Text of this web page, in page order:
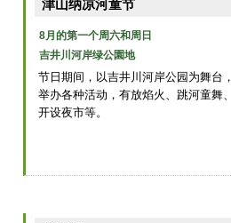
津山纳凉河童节
8月的第一个周六和周日
吉井川河岸绿公園地
节日期间，以吉井川河岸公园为舞台，
举办各种活动，有放焰火、跳河童舞、
开设夜市等。